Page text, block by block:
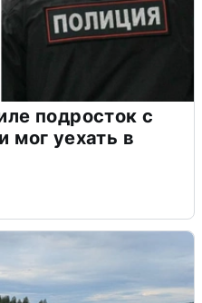
подросток с
мог уехать в